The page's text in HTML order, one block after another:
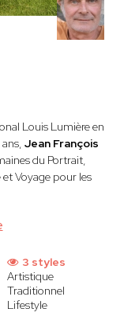
Louis Lumière en
Jean François
du Portrait,
Voyage pour les
3 styles
Artistique
Traditionnel
Lifestyle